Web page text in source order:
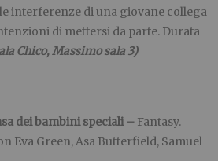
interferenze di una giovane collega
di mettersi da parte. Durata
Chico, Massimo sala 3)
dei bambini speciali – Fantasy.
Eva Green,Asa Butterfield, Samuel